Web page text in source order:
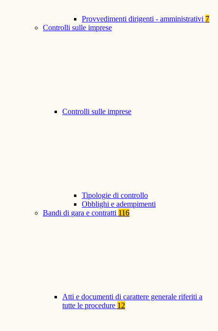
Provvedimenti dirigenti - amministrativi 7
Controlli sulle imprese
Controlli sulle imprese
Tipologie di controllo
Obblighi e adempimenti
Bandi di gara e contratti 116
Atti e documenti di carattere generale riferiti a
tutte le procedure 12